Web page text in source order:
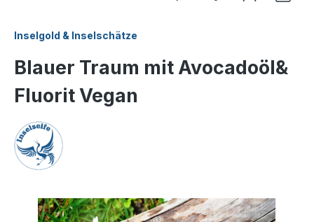
Inselgold & Inselschätze
Blauer Traum mit Avocadoöl&
Fluorit Vegan